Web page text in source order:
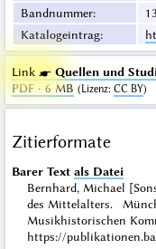
Bandnummer:
13
Katalogeintrag:
Link ☛ Quellen und
PDF · 6 MB (Lizenz: CC BY)
Zitierformate
Barer Text als Datei
Bernhard, Michael
des Mittelalters.
Musikhistorischen
https://